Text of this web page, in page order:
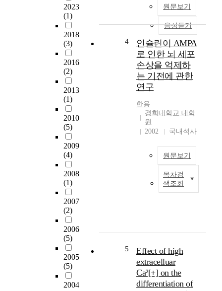
2023
(1)
2018
(3)
2016
(2)
2013
(1)
2010
(5)
2009
(4)
2008
(1)
2007
(2)
2006
(5)
2005
(5)
2004
원문보기
음성듣기
4
인슐린이 AMPA
로 인한 뇌 세포
손상을 억제하
는 기전에 관한
연구
한용
경희대학교 대학
원
2002
국내석사
원문보기
목차검
색조회
5
Effect of high
extracelluar
Ca²[+] on the
differentiation of